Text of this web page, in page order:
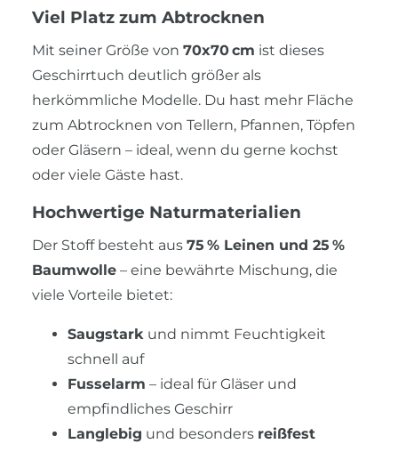
Viel Platz zum Abtrocknen
Mit seiner Größe von 70x70 cm ist dieses
Geschirrtuch deutlich größer als
herkömmliche Modelle. Du hast mehr Fläche
zum Abtrocknen von Tellern, Pfannen, Töpfen
oder Gläsern – ideal, wenn du gerne kochst
oder viele Gäste hast.
Hochwertige Naturmaterialien
Der Stoff besteht aus 75 % Leinen und 25 %
Baumwolle – eine bewährte Mischung, die
viele Vorteile bietet:
Saugstark und nimmt Feuchtigkeit
schnell auf
Fusselarm – ideal für Gläser und
empfindliches Geschirr
Langlebig und besonders reißfest